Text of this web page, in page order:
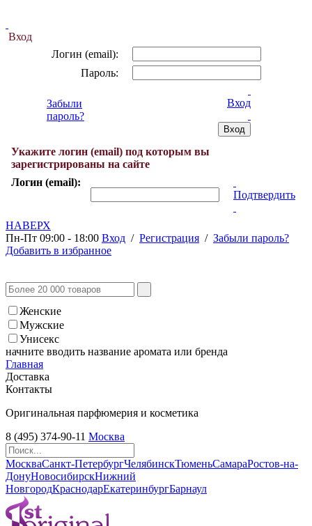
Вход
Логин (email):
Пароль:
Забыли
пароль?
Вход
Укажите логин (email) под которым вы
зарегистрированы на сайте
Логин (email):
Подтвердить
НАВЕРХ
Пн-Пт 09:00 - 18:00 Вход / Регистрация / Забыли пароль?
Добавить в избранное
Женские
Мужские
Унисекс
начните вводить название аромата или бренда
Главная
Доставка
Контакты
Оригинальная парфюмерия и косметика
8 (495) 374-90-11 Москва
МоскваСанкт-ПетербургЧелябинскТюменьСамараРостов-на-
ДонуНовосибирскНижний
НовгородКраснодарЕкатеринбургБарнаул